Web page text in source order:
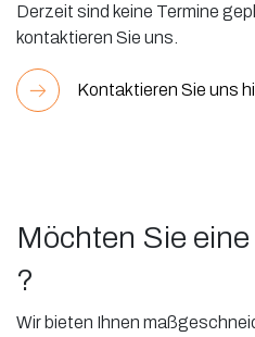
Derzeit sind keine Termine
kontaktieren Sie uns.
Kontaktieren Sie uns
Möchten Sie
?
Wir bieten Ihnen